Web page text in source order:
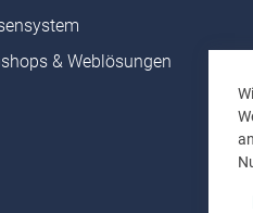
& Weblösungen